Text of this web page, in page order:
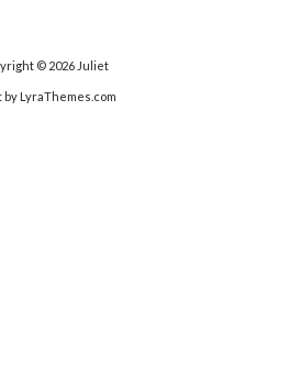
© 2026 Juliet
by LyraThemes.com